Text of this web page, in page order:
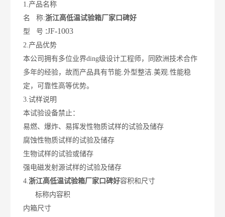
1.产品名称
名 称:浙江高低温试验箱厂家口碑好
型 号 :JF-1003
2.产品优势
本公司拥有多位业界ding级设计工程师，同欧洲技术合作
多年的经验，故而产品具有节能.外型整洁.美观.性能稳
定，可靠性高等优势。
3.试样说明
本试验设备禁止：
易燃、爆炸、易挥发性物质试样的试验及储存
腐蚀性物质试样的试验及储存
生物试样的试验或储存
强电磁发射源试样的试验及储存
4.浙江高低温试验箱厂家口碑好容积和尺寸
标称内容积
内箱尺寸